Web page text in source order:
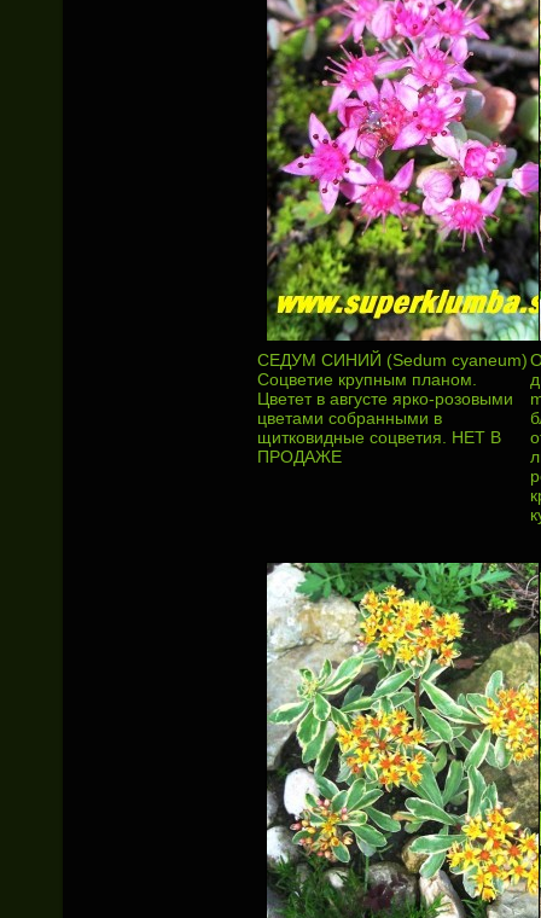
СЕДУМ СИНИЙ (Sedum cyaneum)
Соцветие крупным планом.
Цветет в августе ярко-розовыми
цветами собранными в
щитковидные соцветия. НЕТ В
ПРОДАЖЕ